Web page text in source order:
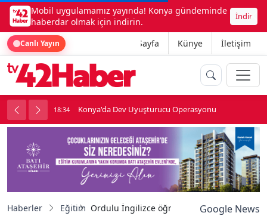
Mobil uygulamamız yayında! Konya gündeminde
haberdar olmak için indirin.
İndir
Canlı Yayın Ana Sayfa Künye İletişim
18:34 Konya'da Dev Uyuşturucu Operasyonu
Haberler Eğitim Ordulu İngilizce öğretmeni Muhammet
Google News